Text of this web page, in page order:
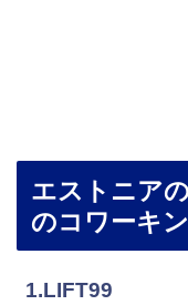
エストニア
のコワーキ
1.LIFT99